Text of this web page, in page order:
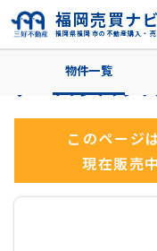
福岡県福岡市の不動産購入・
福岡売買ナビ
住所から探す
物件一覧
アーバンパレ
このページ
現在販売